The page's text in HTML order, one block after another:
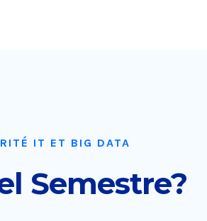
IT ET BIG DATA
Semestre?